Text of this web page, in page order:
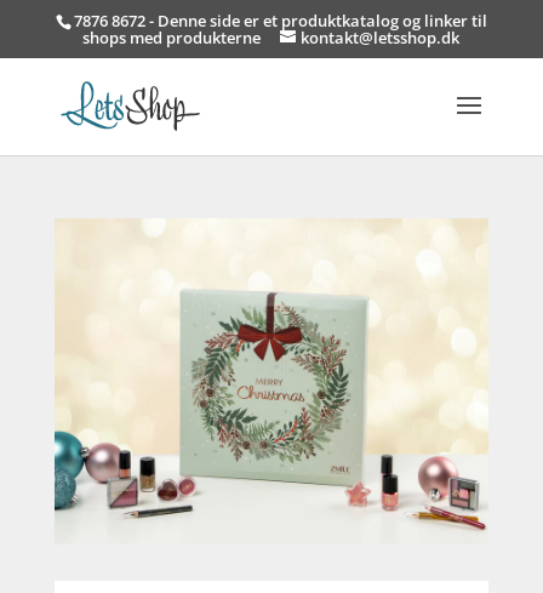
7876 8672 - Denne side er et produktkatalog og linker til
shops med produkterne kontakt@letsshop.dk